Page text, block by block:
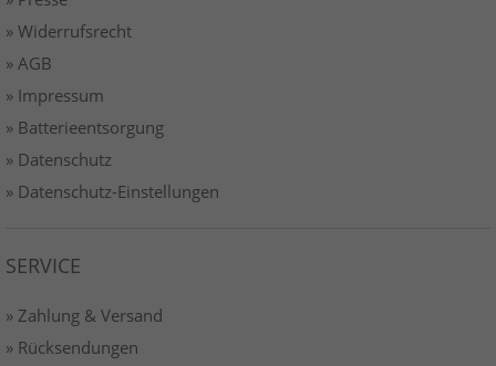
» Widerrufsrecht
» AGB
» Impressum
» Batterieentsorgung
» Datenschutz
» Datenschutz-Einstellungen
SERVICE
» Zahlung & Versand
» Rücksendungen